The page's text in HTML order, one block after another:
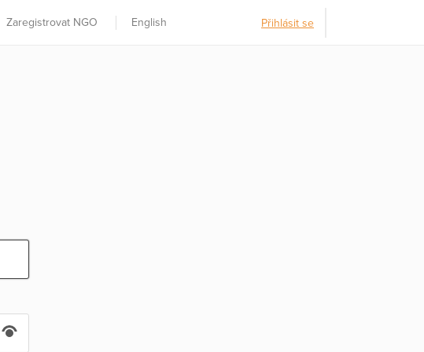
Zaregistrovat NGO English Přihlásit se